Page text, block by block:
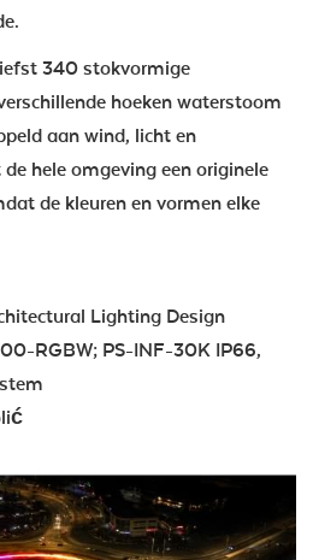
340 stokvormige
hoeken waterstoom
aan wind, licht en
hele omgeving een originele
de kleuren en vormen elke
Lighting Design
RGBW; PS-INF-30K IP66,